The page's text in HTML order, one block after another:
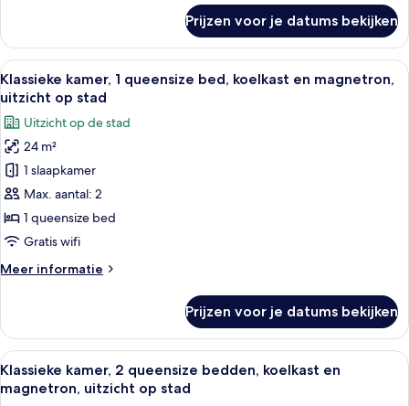
kamer,
queensize
bedden,
rolstoeltoegankelijke
douche,
bubbelbad
Prijzen voor je datums bekijken
Alle
foto's
voor
Klassieke
kamer,
queensize
bed,
koelkast
magnetron,
stad
laden
Een hotelkamer met een bed,
6
Klassieke kamer, 1 queensize bed, koelkast en magnetron,
uitzicht op stad
Uitzicht op de stad
24 m²
1 slaapkamer
Max. aantal: 2
1 queensize bed
Gratis wifi
Meer informatie
Meer
kamer,
queensize
bed,
koelkast
Prijzen voor je datums bekijken
Alle
foto's
Een hotelkamer met twee bedden,
5
Klassieke kamer, 2 queensize bedden, koelkast en
magnetron, uitzicht op stad